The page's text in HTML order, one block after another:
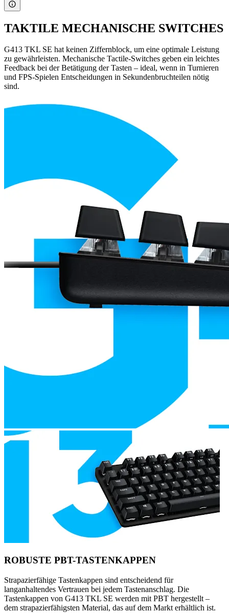
TAKTILE MECHANISCHE SWITCHES
G413 TKL SE hat keinen Ziffernblock, um eine optimale Leistung
zu gewährleisten. Mechanische Tactile-Switches geben ein leichtes
Feedback bei der Betätigung der Tasten – ideal, wenn in Turnieren
und FPS-Spielen Entscheidungen in Sekundenbruchteilen nötig
sind.
ROBUSTE PBT-TASTENKAPPEN
Strapazierfähige Tastenkappen sind entscheidend für
langanhaltendes Vertrauen bei jedem Tastenanschlag. Die
Tastenkappen von G413 TKL SE werden mit PBT hergestellt –
dem strapazierfähigsten Material, das auf dem Markt erhältlich ist.